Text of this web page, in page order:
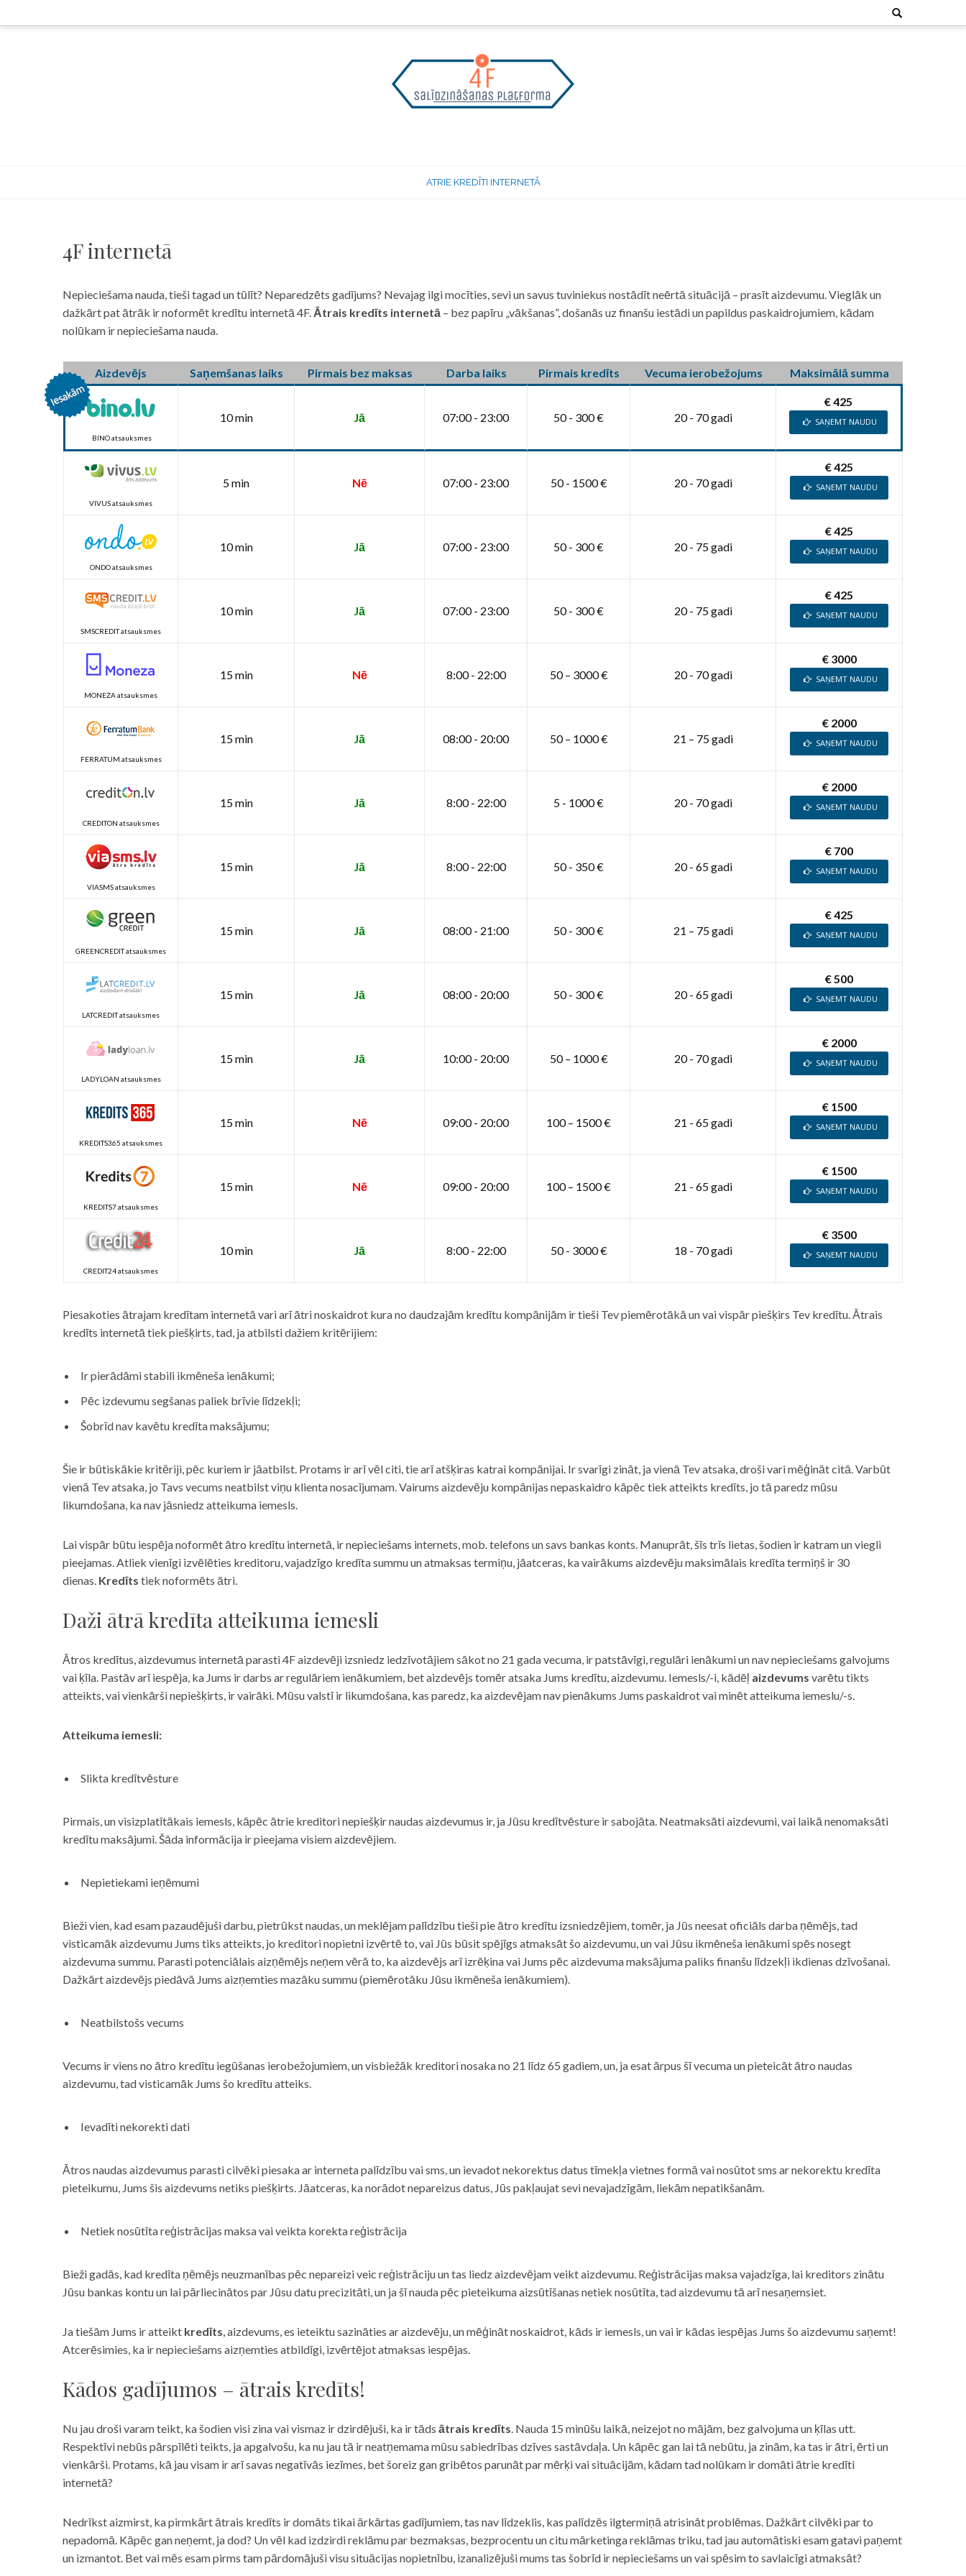
to
Search
for:
ATRIE KREDĪTI INTERNETĀ
4F internetā
Nepieciešama nauda, tieši tagad un tūlīt? Neparedzēts gadījums? Nevajag ilgi mocīties, sevi un savus tuviniekus nostādīt neērtā situācijā – prasīt aizdevumu. Vieglāk un
dažkārt pat ātrāk ir noformēt kredītu internetā 4F. Ātrais kredīts internetā – bez papīru „vākšanas”, došanās uz finanšu iestādi un papildus paskaidrojumiem, kādam
nolūkam ir nepieciešama nauda.
Aizdevējs Saņemšanas laiks Pirmais bez maksas Darba laiks Pirmais kredīts Vecuma ierobežojums Maksimālā summa
BINO atsauksmes
10 min Jā 07:00 - 23:00 50 - 300 € 20 - 70 gadi
€ 425
SAŅEMT NAUDU
VIVUS atsauksmes
5 min Nē 07:00 - 23:00 50 - 1500 € 20 - 70 gadi
€ 425
SAŅEMT NAUDU
ONDO atsauksmes
10 min Jā 07:00 - 23:00 50 - 300 € 20 - 75 gadi
€ 425
SAŅEMT NAUDU
SMSCREDIT atsauksmes
10 min Jā 07:00 - 23:00 50 - 300 € 20 - 75 gadi
€ 425
SAŅEMT NAUDU
MONEZA atsauksmes
15 min Nē 8:00 - 22:00 50 – 3000 € 20 - 70 gadi
€ 3000
SAŅEMT NAUDU
FERRATUM atsauksmes
15 min Jā 08:00 - 20:00 50 – 1000 € 21 – 75 gadi
€ 2000
SAŅEMT NAUDU
CREDITON atsauksmes
15 min Jā 8:00 - 22:00 5 - 1000 € 20 - 70 gadi
€ 2000
SAŅEMT NAUDU
VIASMS atsauksmes
15 min Jā 8:00 - 22:00 50 - 350 € 20 - 65 gadi
€ 700
SAŅEMT NAUDU
GREENCREDIT atsauksmes
15 min Jā 08:00 - 21:00 50 - 300 € 21 – 75 gadi
€ 425
SAŅEMT NAUDU
LATCREDIT atsauksmes
15 min Jā 08:00 - 20:00 50 - 300 € 20 - 65 gadi
€ 500
SAŅEMT NAUDU
LADYLOAN atsauksmes
15 min Jā 10:00 - 20:00 50 – 1000 € 20 - 70 gadi
€ 2000
SAŅEMT NAUDU
KREDITS365 atsauksmes
15 min Nē 09:00 - 20:00 100 – 1500 € 21 - 65 gadi
€ 1500
SAŅEMT NAUDU
KREDITS7 atsauksmes
15 min Nē 09:00 - 20:00 100 – 1500 € 21 - 65 gadi
€ 1500
SAŅEMT NAUDU
CREDIT24 atsauksmes
10 min Jā 8:00 - 22:00 50 - 3000 € 18 - 70 gadi
€ 3500
SAŅEMT NAUDU
Piesakoties ātrajam kredītam internetā vari arī ātri noskaidrot kura no daudzajām kredītu kompānijām ir tieši Tev piemērotākā un vai vispār piešķirs Tev kredītu. Ātrais
kredīts internetā tiek piešķirts, tad, ja atbilsti dažiem kritērijiem:
Ir pierādāmi stabili ikmēneša ienākumi;
Pēc izdevumu segšanas paliek brīvie līdzekļi;
Šobrīd nav kavētu kredīta maksājumu;
Šie ir būtiskākie kritēriji, pēc kuriem ir jāatbilst. Protams ir arī vēl citi, tie arī atšķiras katrai kompānijai. Ir svarīgi zināt, ja vienā Tev atsaka, droši vari mēģināt citā. Varbūt
vienā Tev atsaka, jo Tavs vecums neatbilst viņu klienta nosacījumam. Vairums aizdevēju kompānijas nepaskaidro kāpēc tiek atteikts kredīts, jo tā paredz mūsu
likumdošana, ka nav jāsniedz atteikuma iemesls.
Lai vispār būtu iespēja noformēt ātro kredītu internetā, ir nepieciešams internets, mob. telefons un savs bankas konts. Manuprāt, šīs trīs lietas, šodien ir katram un viegli
pieejamas. Atliek vienīgi izvēlēties kreditoru, vajadzīgo kredīta summu un atmaksas termiņu, jāatceras, ka vairākums aizdevēju maksimālais kredīta termiņš ir 30
dienas. Kredīts tiek noformēts ātri.
Daži ātrā kredīta atteikuma iemesli
Ātros kredītus, aizdevumus internetā parasti 4F aizdevēji izsniedz iedzīvotājiem sākot no 21 gada vecuma, ir patstāvīgi, regulāri ienākumi un nav nepieciešams galvojums
vai ķīla. Pastāv arī iespēja, ka Jums ir darbs ar regulāriem ienākumiem, bet aizdevējs tomēr atsaka Jums kredītu, aizdevumu. Iemesls/-i, kādēļ aizdevums varētu tikts
atteikts, vai vienkārši nepiešķirts, ir vairāki. Mūsu valstī ir likumdošana, kas paredz, ka aizdevējam nav pienākums Jums paskaidrot vai minēt atteikuma iemeslu/-s.
Atteikuma iemesli:
Slikta kredītvēsture
Pirmais, un visizplatītākais iemesls, kāpēc ātrie kreditori nepiešķir naudas aizdevumus ir, ja Jūsu kredītvēsture ir sabojāta. Neatmaksāti aizdevumi, vai laikā nenomaksāti
kredītu maksājumi. Šāda informācija ir pieejama visiem aizdevējiem.
Nepietiekami ieņēmumi
Bieži vien, kad esam pazaudējuši darbu, pietrūkst naudas, un meklējam palīdzību tieši pie ātro kredītu izsniedzējiem, tomēr, ja Jūs neesat oficiāls darba ņēmējs, tad
visticamāk aizdevumu Jums tiks atteikts, jo kreditori nopietni izvērtē to, vai Jūs būsit spējīgs atmaksāt šo aizdevumu, un vai Jūsu ikmēneša ienākumi spēs nosegt
aizdevuma summu. Parasti potenciālais aizņēmējs neņem vērā to, ka aizdevējs arī izrēķina vai Jums pēc aizdevuma maksājuma paliks finanšu līdzekļi ikdienas dzīvošanai.
Dažkārt aizdevējs piedāvā Jums aizņemties mazāku summu (piemērotāku Jūsu ikmēneša ienākumiem).
Neatbilstošs vecums
Vecums ir viens no ātro kredītu iegūšanas ierobežojumiem, un visbiežāk kreditori nosaka no 21 līdz 65 gadiem, un, ja esat ārpus šī vecuma un pieteicāt ātro naudas
aizdevumu, tad visticamāk Jums šo kredītu atteiks.
Ievadīti nekorekti dati
Ātros naudas aizdevumus parasti cilvēki piesaka ar interneta palīdzību vai sms, un ievadot nekorektus datus tīmekļa vietnes formā vai nosūtot sms ar nekorektu kredīta
pieteikumu, Jums šis aizdevums netiks piešķirts. Jāatceras, ka norādot nepareizus datus, Jūs pakļaujat sevi nevajadzīgām, liekām nepatikšanām.
Netiek nosūtīta reģistrācijas maksa vai veikta korekta reģistrācija
Bieži gadās, kad kredīta ņēmējs neuzmanības pēc nepareizi veic reģistrāciju un tas liedz aizdevējam veikt aizdevumu. Reģistrācijas maksa vajadzīga, lai kreditors zinātu
Jūsu bankas kontu un lai pārliecinātos par Jūsu datu precizitāti, un ja šī nauda pēc pieteikuma aizsūtīšanas netiek nosūtīta, tad aizdevumu tā arī nesaņemsiet.
Ja tiešām Jums ir atteikt kredīts, aizdevums, es ieteiktu sazināties ar aizdevēju, un mēģināt noskaidrot, kāds ir iemesls, un vai ir kādas iespējas Jums šo aizdevumu saņemt!
Atcerēsimies, ka ir nepieciešams aizņemties atbildīgi, izvērtējot atmaksas iespējas.
Kādos gadījumos – ātrais kredīts!
Nu jau droši varam teikt, ka šodien visi zina vai vismaz ir dzirdējuši, ka ir tāds ātrais kredīts. Nauda 15 minūšu laikā, neizejot no mājām, bez galvojuma un ķīlas utt.
Respektīvi nebūs pārspīlēti teikts, ja apgalvošu, ka nu jau tā ir neatņemama mūsu sabiedrības dzīves sastāvdaļa. Un kāpēc gan lai tā nebūtu, ja zinām, ka tas ir ātri, ērti un
vienkārši. Protams, kā jau visam ir arī savas negatīvās iezīmes, bet šoreiz gan gribētos parunāt par mērķi vai situācijām, kādam tad nolūkam ir domāti ātrie kredīti
internetā?
Nedrīkst aizmirst, ka pirmkārt ātrais kredīts ir domāts tikai ārkārtas gadījumiem, tas nav līdzeklis, kas palīdzēs ilgtermiņā atrisināt problēmas. Dažkārt cilvēki par to
nepadomā. Kāpēc gan neņemt, ja dod? Un vēl kad izdzirdi reklāmu par bezmaksas, bezprocentu un citu mārketinga reklāmas triku, tad jau automātiski esam gatavi paņemt
un izmantot. Bet vai mēs esam pirms tam pārdomājuši visu situācijas nopietnību, izanalizējuši mums tas šobrīd ir nepieciešams un vai spēsim to savlaicīgi atmaksāt?